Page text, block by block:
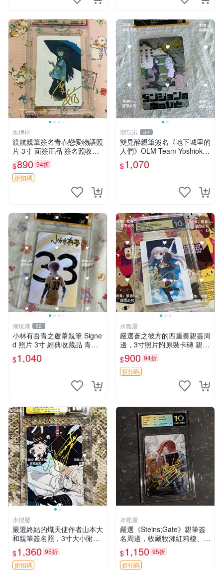
水狸屋
渡航親筆簽名青春戀愛物語照
片 3寸 面簽正品 簽名照收藏
推薦 電腦 動畫 原創漫畫
$890 94折
折扣碼
潮玩港 52
雙見醉親筆簽名《地下城里的
人們》OLM Team Yoshioka
親簽照 限量珍藏 3寸照片 收
藏佳品 地下城 OLML Yoshio
$1,070
潮玩港 52
小林有吾青之蘆葦親筆 Signe
d 照片 3寸 經典收藏品 青之
蘆葦限量版 周邊 相框裝裱 青
之蘆葦 簽名照 小林有吾
$1,040
水狸屋
嚴選蒼之彼方的四重奏親簽周
邊，3寸照片附原裝卡磚 親簽
照 收藏級 影印品 杜蕾斯相紙
質地 限量版 Aokana Four Rh
ythm 藍光紀念照 簽名
$900 94折
折扣碼
水狸屋
嚴選終結的熾天使作者山本大
和親筆簽名照，3寸大小附原
裝卡磚 終結的熾天使 簽名照
片 親筆簽名周邊
$1,360 95折
折扣碼
水狸屋
嚴選《Steins;Gate》親筆簽
名周邊，收藏牧瀨紅莉棲、椎
名真由理、菲利斯喵喵人氣卡
牌 簽字照片 牧瀨紅莉棲 椎名
真由理
$1,150 95折
折扣碼